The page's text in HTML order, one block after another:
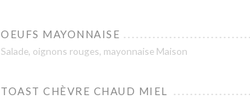
OEUFS MAYONNAISE
Salade, oignons rouges, mayonnaise Maison
TOAST CHÈVRE CHAUD MIEL